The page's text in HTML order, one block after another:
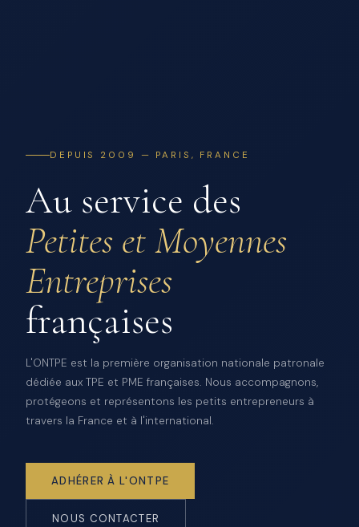
DEPUIS 2009 — PARIS, FRANCE
Au service des
Petites et Moyennes
Entreprises
françaises
L'ONTPE est la première organisation nationale patronale
dédiée aux TPE et PME françaises. Nous accompagnons,
protégeons et représentons les petits entrepreneurs à
travers la France et à l'international.
ADHÉRER À L'ONTPE
NOUS CONTACTER